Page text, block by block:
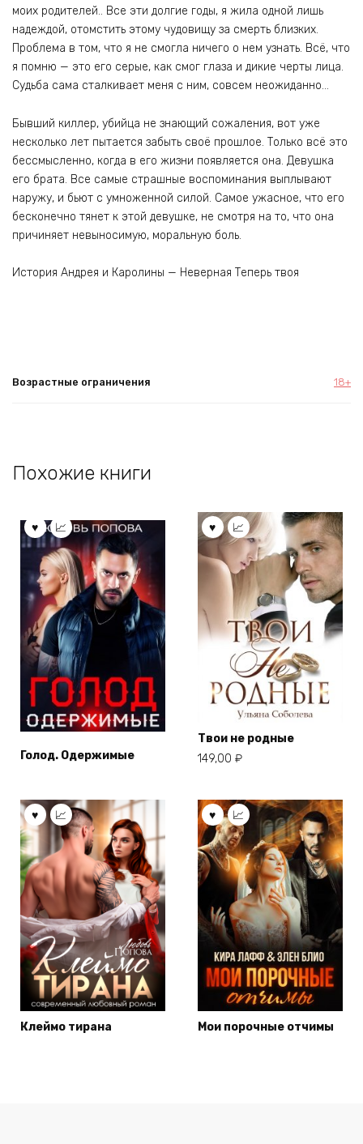
моих родителей.. Все эти долгие годы, я жила одной лишь
надеждой, отомстить этому чудовищу за смерть близких.
Проблема в том, что я не смогла ничего о нем узнать. Всё, что
я помню — это его серые, как смог глаза и дикие черты лица.
Судьба сама сталкивает меня с ним, совсем неожиданно…
Бывший киллер, убийца не знающий сожаления, вот уже
несколько лет пытается забыть своё прошлое. Только всё это
бессмысленно, когда в его жизни появляется она. Девушка
его брата. Все самые страшные воспоминания выплывают
наружу, и бьют с умноженной силой. Самое ужасное, что его
бесконечно тянет к этой девушке, не смотря на то, что она
причиняет невыносимую, моральную боль.
История Андрея и Каролины — Неверная Теперь твоя
Возрастные ограничения 18+
Похожие книги
Голод. Одержимые
Твои не родные
149,00 ₽
Клеймо тирана Мои порочные отчимы